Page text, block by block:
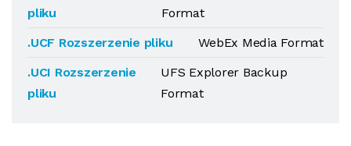
pliku
Format
.UCF Rozszerzenie pliku
WebEx Media Format
.UCI Rozszerzenie
pliku
UFS Explorer Backup
Format